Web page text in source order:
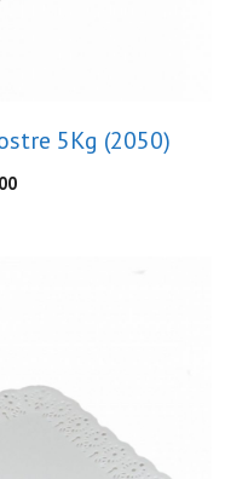
5Kg (2050)